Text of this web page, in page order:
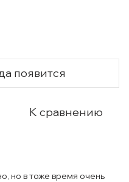
появится
К сравнению
но в тоже время очень